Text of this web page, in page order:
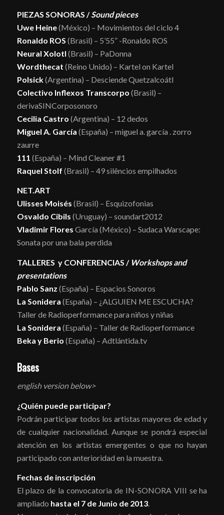
PIEZAS SONORAS /Sound pieces
Uwe Heine(México) – Movimientos del ciclo 4
Ronaldo ROS (Brasil) – 5’55” -Ronaldo ROS
Neural Xolotl (Brasil) – PaDonna
Wordthecat (Reino Unido) – Kartel on Kartel
Polsick(Argentina) – Desciende Quetzalcoátl
Colectivo Inflexos Transcorpo (Brasil) –
derivaSINCorposonoro
Cecilia Castro (Argentina) – 12 dedos
Miguel A. García (España) – miguel a. garcía . zorro
zaurre
111 (España) – Mind Cleaner #1
Raquel Stolf (Brasil) – 49 silêncios empilhados
NET.ART
Ulisses Moisés (Brasil) – Esquizofonias
Osvaldo Cibils (Uruguay) – soundart2012
Vladimir Flores García (México) – Sudaca Warscape:
Sonata por una bala perdida
TALLERES y CONFERENCIAS / Workshops and
presentations
Pablo Sanz (España) – Espacios Sonoros
La Sonidera (España) – ¿ALGUIEN ME ESCUCHA?
Taller de Radioperformance para niños y niñas
La Sonidera (España) – Taller de Radioperformance
Beka y Berio (España) – Adtlántida.tv
Bases
english version below>
¿Quién puede participar?
Podrán participar todos los artistas mayores de edad y
de cualquier nacionalidad. Aunque se pondrá especial
atención en los artistas emergentes o que no hayan
participado con anterioridad en la muestra.
Fechas de inscripción
El plazo de la convocatoria de IN-SONORA VIII se ha
ampliado hasta el 7 de Junio de 2013.